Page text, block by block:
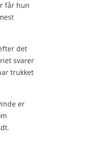
får hun
det
svarer
trukket
er